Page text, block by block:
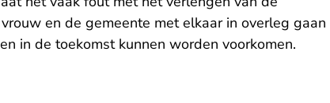
en de gemeente met elkaar in overleg gaan
in de toekomst kunnen worden voorkomen.